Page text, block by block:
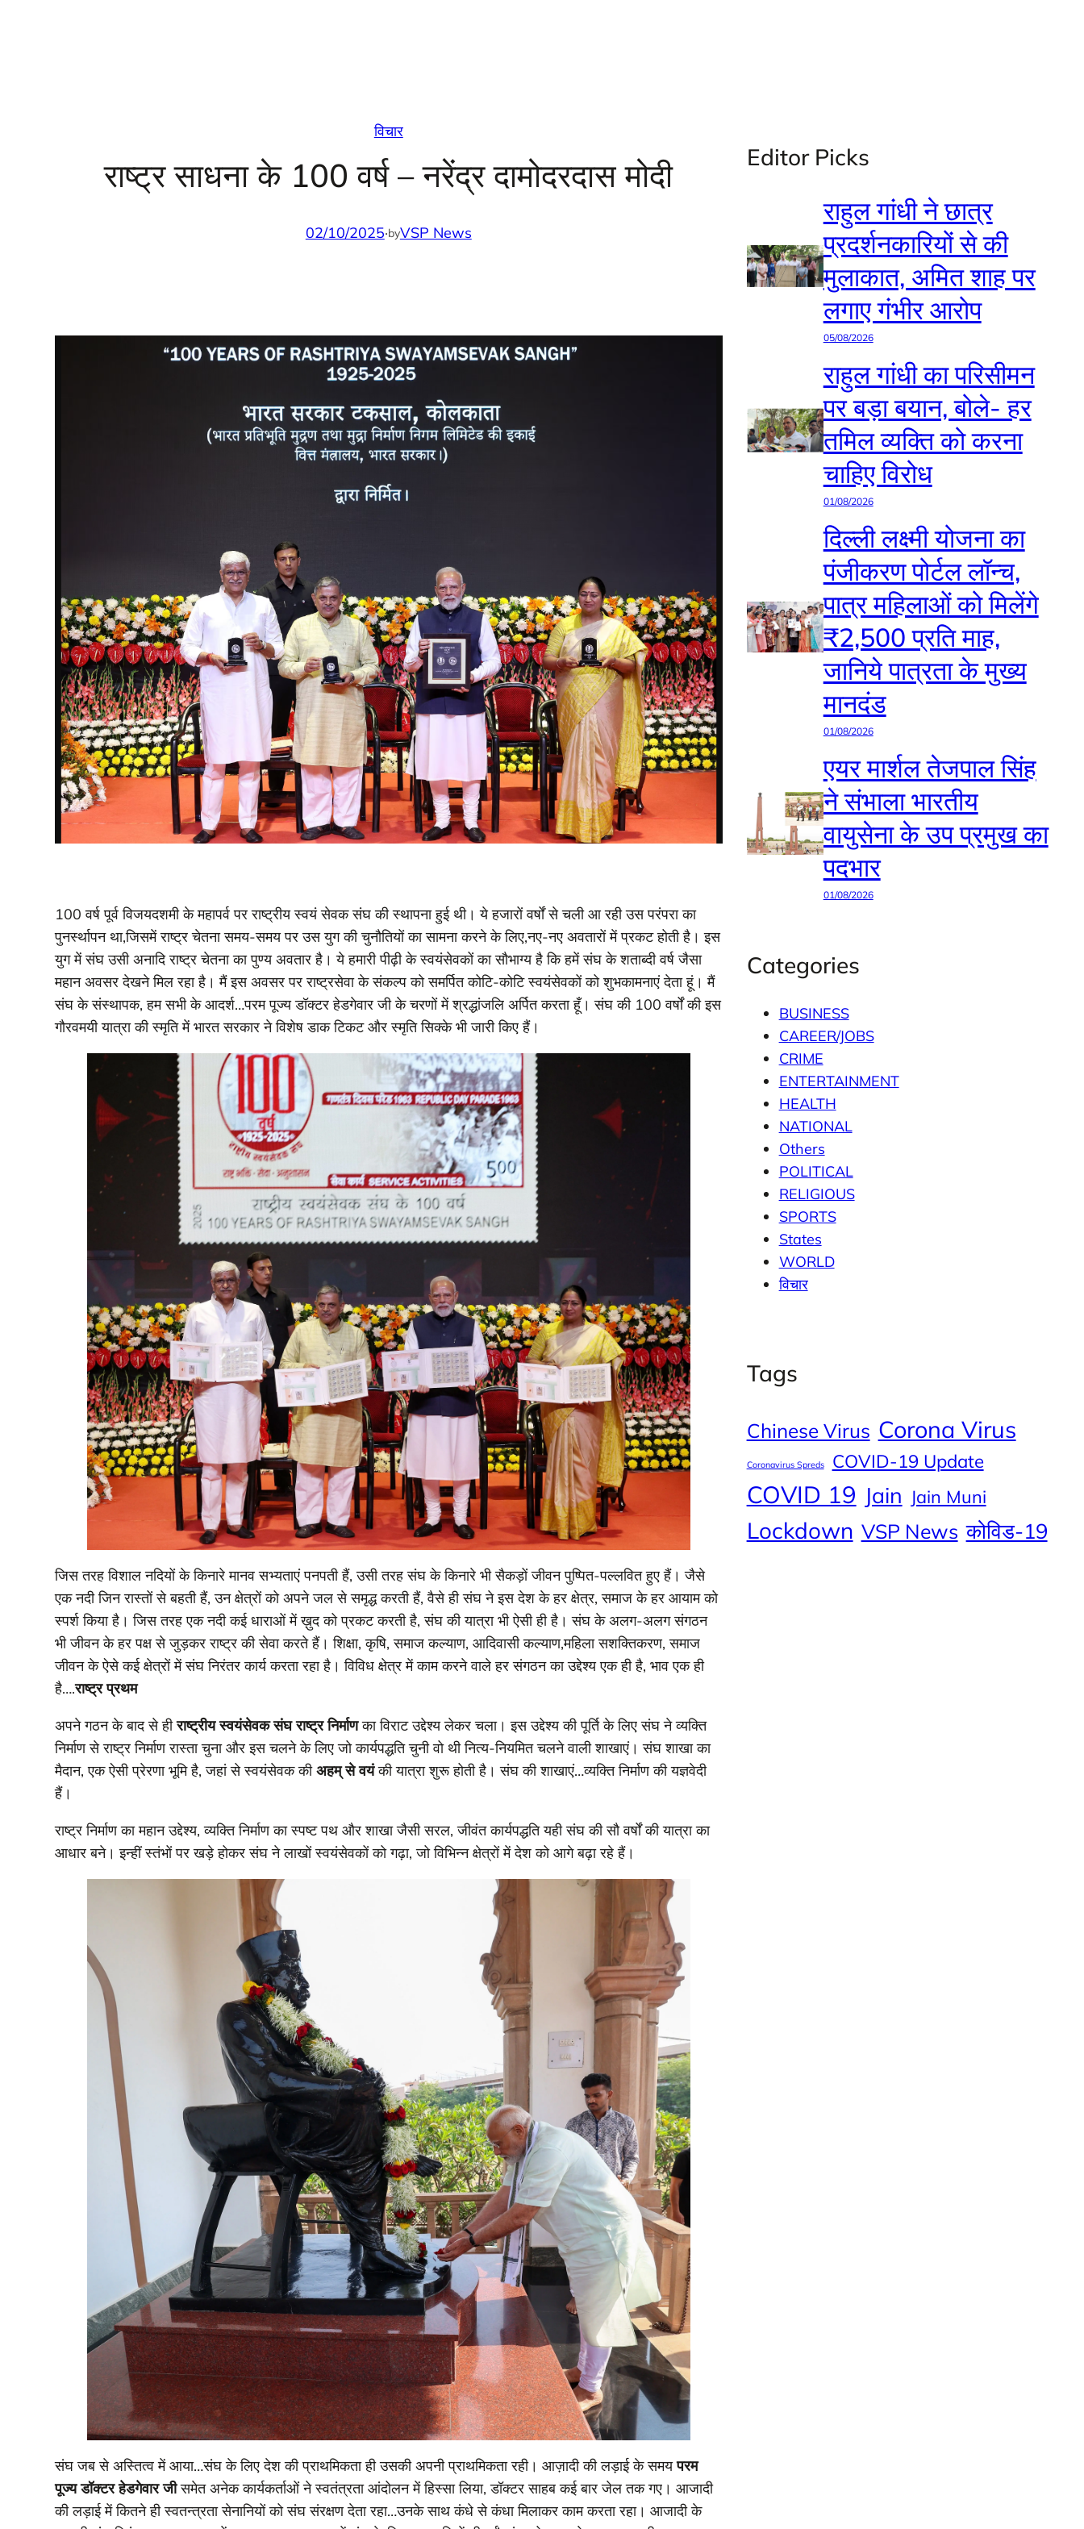
विचार
राष्ट्र साधना के 100 वर्ष – नरेंद्र दामोदरदास मोदी
02/10/2025·byVSP News
100 वर्ष पूर्व विजयदशमी के महापर्व पर राष्ट्रीय स्वयं सेवक संघ की स्थापना हुई थी। ये हजारों वर्षों से चली आ रही उस परंपरा का
पुनर्स्थापन था,जिसमें राष्ट्र चेतना समय-समय पर उस युग की चुनौतियों का सामना करने के लिए,नए-नए अवतारों में प्रकट होती है। इस
युग में संघ उसी अनादि राष्ट्र चेतना का पुण्य अवतार है। ये हमारी पीढ़ी के स्वयंसेवकों का सौभाग्य है कि हमें संघ के शताब्दी वर्ष जैसा
महान अवसर देखने मिल रहा है। मैं इस अवसर पर राष्ट्रसेवा के संकल्प को समर्पित कोटि-कोटि स्वयंसेवकों को शुभकामनाएं देता हूं। मैं
संघ के संस्थापक, हम सभी के आदर्श…परम पूज्य डॉक्टर हेडगेवार जी के चरणों में श्रद्धांजलि अर्पित करता हूँ। संघ की 100 वर्षों की इस
गौरवमयी यात्रा की स्मृति में भारत सरकार ने विशेष डाक टिकट और स्मृति सिक्के भी जारी किए हैं।
जिस तरह विशाल नदियों के किनारे मानव सभ्यताएं पनपती हैं, उसी तरह संघ के किनारे भी सैकड़ों जीवन पुष्पित-पल्लवित हुए हैं। जैसे
एक नदी जिन रास्तों से बहती हैं, उन क्षेत्रों को अपने जल से समृद्ध करती हैं, वैसे ही संघ ने इस देश के हर क्षेत्र, समाज के हर आयाम को
स्पर्श किया है। जिस तरह एक नदी कई धाराओं में ख़ुद को प्रकट करती है, संघ की यात्रा भी ऐसी ही है। संघ के अलग-अलग संगठन
भी जीवन के हर पक्ष से जुड़कर राष्ट्र की सेवा करते हैं। शिक्षा, कृषि, समाज कल्याण, आदिवासी कल्याण,महिला सशक्तिकरण, समाज
जीवन के ऐसे कई क्षेत्रों में संघ निरंतर कार्य करता रहा है। विविध क्षेत्र में काम करने वाले हर संगठन का उद्देश्य एक ही है, भाव एक ही
है….राष्ट्र प्रथम
अपने गठन के बाद से हीराष्ट्रीय स्वयंसेवक संघ राष्ट्र निर्माणका विराट उद्देश्य लेकर चला। इस उद्देश्य की पूर्ति के लिए संघ ने व्यक्ति
निर्माण से राष्ट्र निर्माण रास्ता चुना और इस चलने के लिए जो कार्यपद्धति चुनी वो थी नित्य-नियमित चलने वाली शाखाएं। संघ शाखा का
मैदान, एक ऐसी प्रेरणा भूमि है, जहां से स्वयंसेवक कीअहम् से वयंकी यात्रा शुरू होती है। संघ की शाखाएं…व्यक्ति निर्माण की यज्ञवेदी
हैं।
राष्ट्र निर्माण का महान उद्देश्य, व्यक्ति निर्माण का स्पष्ट पथ और शाखा जैसी सरल, जीवंत कार्यपद्धति यही संघ की सौ वर्षों की यात्रा का
आधार बने। इन्हीं स्तंभों पर खड़े होकर संघ ने लाखों स्वयंसेवकों को गढ़ा, जो विभिन्न क्षेत्रों में देश को आगे बढ़ा रहे हैं।
संघ जब से अस्तित्व में आया…संघ के लिए देश की प्राथमिकता ही उसकी अपनी प्राथमिकता रही। आज़ादी की लड़ाई के समयपरम
पूज्य डॉक्टर हेडगेवार जीसमेत अनेक कार्यकर्ताओं ने स्वतंत्रता आंदोलन में हिस्सा लिया, डॉक्टर साहब कई बार जेल तक गए। आजादी
की लड़ाई में कितने ही स्वतन्त्रता सेनानियों को संघ संरक्षण देता रहा…उनके साथ कंधे से कंधा मिलाकर काम करता रहा। आजादी के
Editor Picks
राहुल गांधी ने छात्र
प्रदर्शनकारियों से की
मुलाकात, अमित शाह पर
लगाए गंभीर आरोप
05/08/2026
राहुल गांधी का परिसीमन
पर बड़ा बयान, बोले- हर
तमिल व्यक्ति को करना
चाहिए विरोध
01/08/2026
दिल्ली लक्ष्मी योजना का
पंजीकरण पोर्टल लॉन्च,
पात्र महिलाओं को मिलेंगे
₹2,500 प्रति माह,
जानिये पात्रता के मुख्य
मानदंड
01/08/2026
एयर मार्शल तेजपाल सिंह
ने संभाला भारतीय
वायुसेना के उप प्रमुख का
पदभार
01/08/2026
Categories
BUSINESS
CAREER/JOBS
CRIME
ENTERTAINMENT
HEALTH
NATIONAL
Others
POLITICAL
RELIGIOUS
SPORTS
States
WORLD
विचार
Tags
Chinese Virus Corona Virus
Coronavirus Spreds COVID-19 Update
COVID 19 Jain Jain Muni
Lockdown VSP News कोविड-19